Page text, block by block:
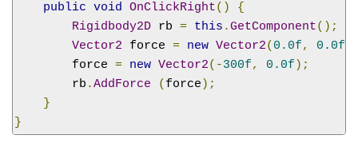
public void OnClickRight()
{
Rigidbody2D rb = this .GetComponent();
Vector2 force = new Vector2( 0.0f, 0.0f
        force
= new Vector2(-300f, 0.0f );
        rb
.AddForce ( force );
}
}